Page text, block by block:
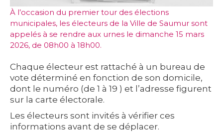
À l’occasion du premier tour des élections
municipales, les électeurs de la Ville de Saumur sont
appelés à se rendre aux urnes le dimanche 15 mars
2026, de 08h00 à 18h00.
Chaque électeur est rattaché à un bureau de
vote déterminé en fonction de son domicile,
dont le numéro (de 1 à 19 ) et l’adresse figurent
sur la carte électorale.
Les électeurs sont invités à vérifier ces
informations avant de se déplacer.